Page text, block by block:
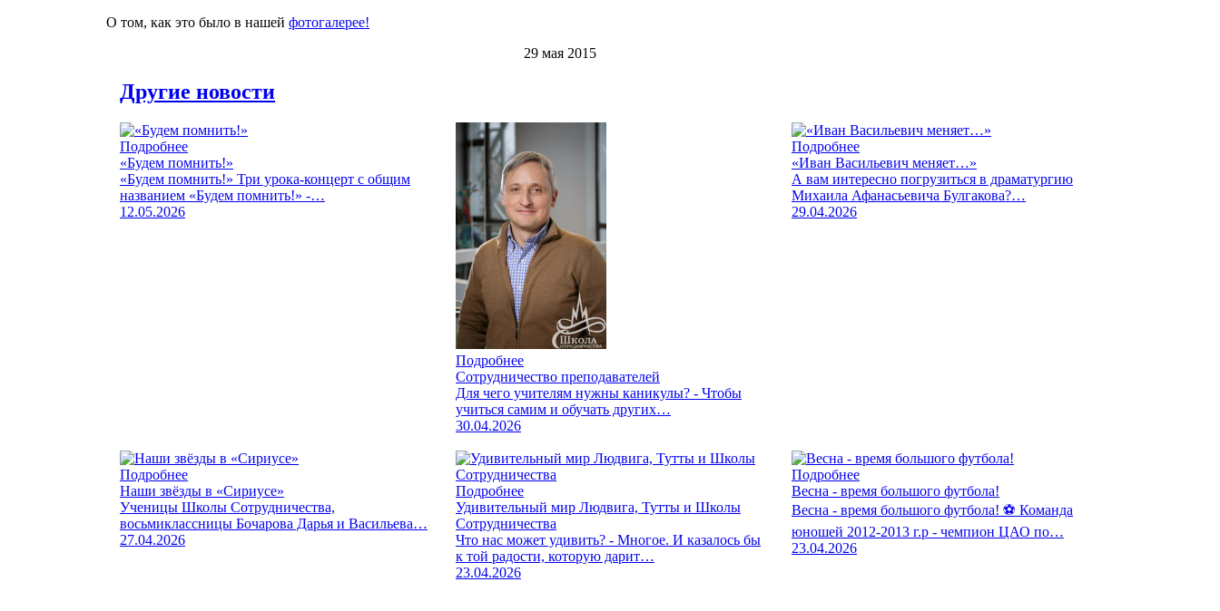
О том, как это было в нашей фотогалерее!
29 мая 2015
Другие новости
Подробнее
«Будем помнить!»
«Будем помнить!» Три урока-концерт с общим
названием «Будем помнить!» -…
12.05.2026
Подробнее
Сотрудничество преподавателей
Для чего учителям нужны каникулы? - Чтобы
учиться самим и обучать других…
30.04.2026
Подробнее
«Иван Васильевич меняет…»
А вам интересно погрузиться в драматургию
Михаила Афанасьевича Булгакова?…
29.04.2026
Подробнее
Наши звёзды в «Сириусе»
Ученицы Школы Сотрудничества,
восьмиклассницы Бочарова Дарья и Васильева…
27.04.2026
Подробнее
Удивительный мир Людвига, Тутты и Школы
Сотрудничества
Что нас может удивить? - Многое. И казалось бы
к той радости, которую дарит…
23.04.2026
Подробнее
Весна - время большого футбола!
Весна - время большого футбола! ⚽️ Команда
юношей 2012-2013 г.р - чемпион ЦАО по…
23.04.2026